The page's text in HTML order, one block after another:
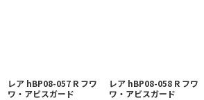
レア hBP08-057 R フワ
ワ・アビスガード
レア hBP08-058 R フワ
ワ・アビスガード